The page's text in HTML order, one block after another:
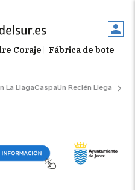
Coraje Fábrica de botellas
La LlagaCaspaUn Recién Llegado